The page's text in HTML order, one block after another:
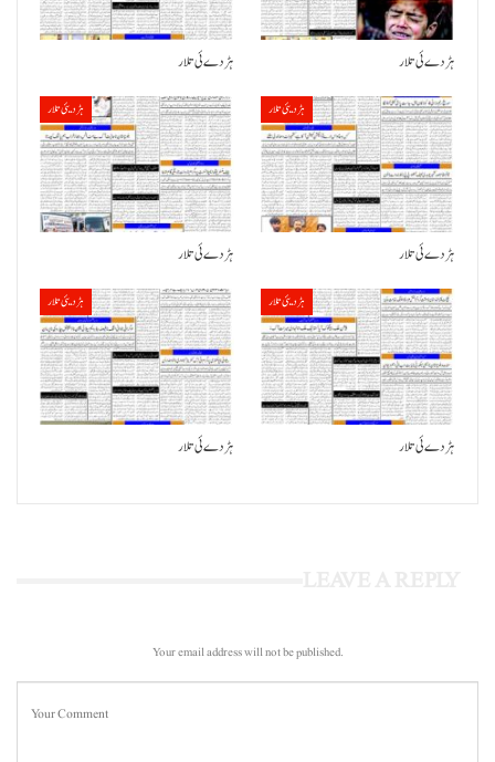
ہڑدے ئی تلار ہڑدے ئی تلار
ہڑدیئی تلار
ہڑدے ئی تلار
ہڑدیئی تلار
ہڑدے ئی تلار
ہڑدیئی تلار
ہڑدے ئی تلار
ہڑدیئی تلار
ہڑدے ئی تلار
Your email address will not be published.